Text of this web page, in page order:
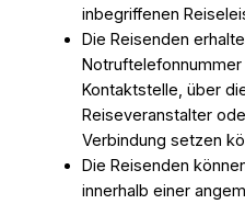
inbegriffenen
Die Reisenden
Kontaktstelle, über
Reiseveranstalter
Verbindung setzen
Die Reisenden
innerhalb einer